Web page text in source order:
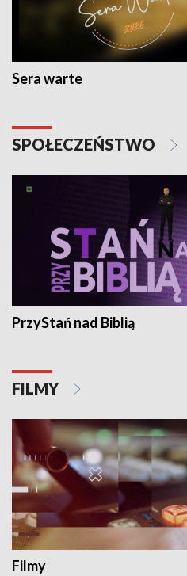
Sera warte
SPOŁECZEŃSTWO
PrzyStań nad Biblią
FILMY
Filmy